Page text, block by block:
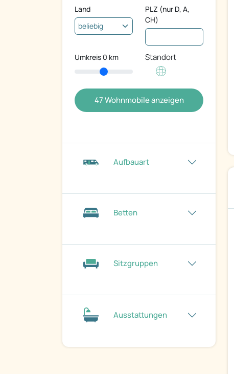
Land
PLZ (nur D, A,
CH)
Umkreis 0 km Standort
47Wohnmobile anzeigen
Aufbauart
Betten
Sitzgruppen
Ausstattungen